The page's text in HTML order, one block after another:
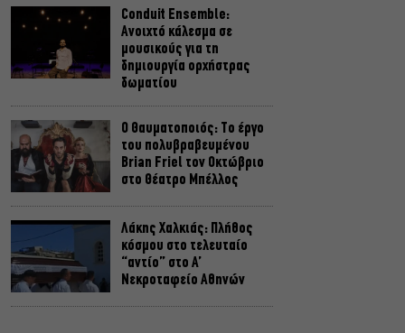
Conduit Ensemble:
Ανοιχτό κάλεσμα σε
μουσικούς για τη
δημιουργία ορχήστρας
δωματίου
Ο Θαυματοποιός: Το έργο
του πολυβραβευμένου
Brian Friel τον Οκτώβριο
στο Θέατρο Μπέλλος
Λάκης Χαλκιάς: Πλήθος
κόσμου στο τελευταίο
“αντίο” στο Α’
Νεκροταφείο Αθηνών